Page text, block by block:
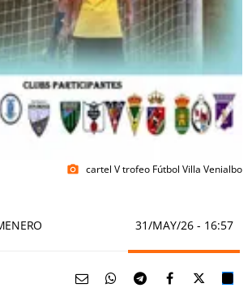
photo_camera cartel V trofeo Fútbol Villa Venialbo
31/MAY/26 - 16:57